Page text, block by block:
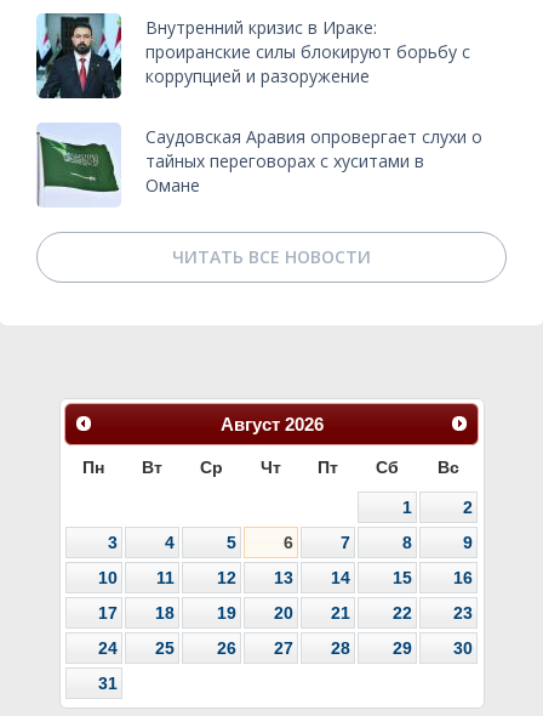
Внутренний кризис в Ираке:
проиранские силы блокируют борьбу с
коррупцией и разоружение
Саудовская Аравия опровергает слухи о
тайных переговорах с хуситами в
Омане
ЧИТАТЬ ВСЕ НОВОСТИ
Август 2026
Пн Вт Ср Чт Пт Сб Вс
1
2
3
4 5 6 7 8
9
10
11 12 13 14 15
16
17
18 19 20 21 22
23
24
25 26 27 28 29
30
31